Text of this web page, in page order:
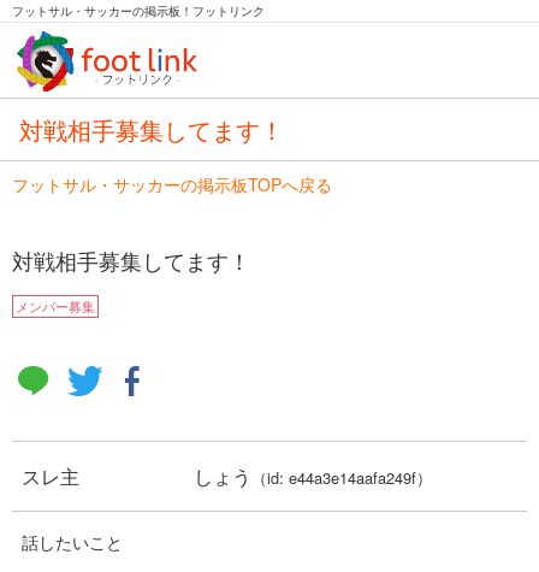
フットサル・サッカーの掲示板！フットリンク
対戦相手募集してます！
フットサル・サッカーの掲示板TOPへ戻る
対戦相手募集してます！
メンバー募集
スレ主 しょう （id: e44a3e14aafa249f）
話したいこと